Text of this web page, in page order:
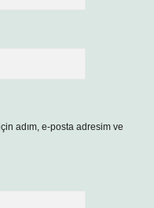
adım, e-posta adresim ve